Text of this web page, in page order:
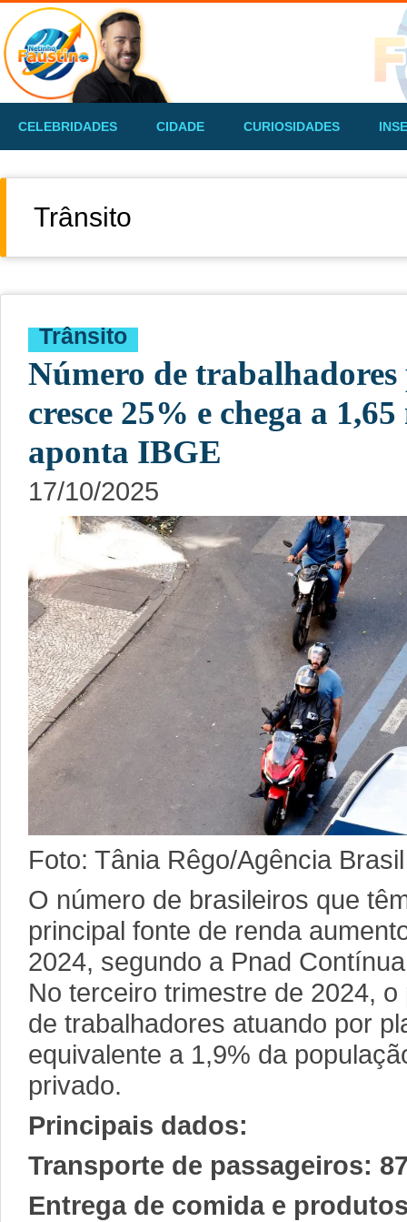
CELEBRIDADES CIDADE CURIOSIDADES
Trânsito
Trânsito
Número de
cresce 25% e chega a
aponta IBGE
17/10/2025
Foto: Tânia Rêgo/Agência Brasil
O número de brasileiros que
principal fonte de renda
2024, segundo a Pnad
No terceiro trimestre de 2024,
de trabalhadores atuando por
equivalente a 1,9% da
privado.
Principais dados:
Transporte de passageiros:
Entrega de comida e